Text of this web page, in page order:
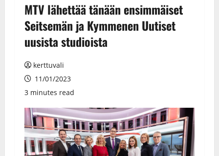
MTV lähettää tänään ensimmäiset
Seitsemän ja Kymmenen Uutiset
uusista studioista
kerttuvali
11/01/2023
3 minutes read